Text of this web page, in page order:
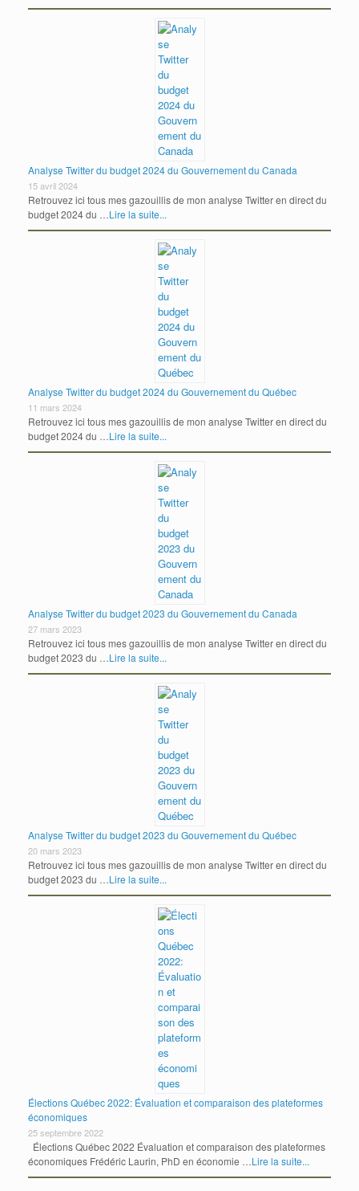
Analyse Twitter du budget 2024 du Gouvernement du Canada
15 avril 2024
Retrouvez ici tous mes gazouillis de mon analyse Twitter en direct du
budget 2024 du …Lire la suite...
Analyse Twitter du budget 2024 du Gouvernement du Québec
11 mars 2024
Retrouvez ici tous mes gazouillis de mon analyse Twitter en direct du
budget 2024 du …Lire la suite...
Analyse Twitter du budget 2023 du Gouvernement du Canada
27 mars 2023
Retrouvez ici tous mes gazouillis de mon analyse Twitter en direct du
budget 2023 du …Lire la suite...
Analyse Twitter du budget 2023 du Gouvernement du Québec
20 mars 2023
Retrouvez ici tous mes gazouillis de mon analyse Twitter en direct du
budget 2023 du …Lire la suite...
Élections Québec 2022: Évaluation et comparaison des plateformes
économiques
25 septembre 2022
Élections Québec 2022 Évaluation et comparaison des plateformes
économiques Frédéric Laurin, PhD en économie …Lire la suite...